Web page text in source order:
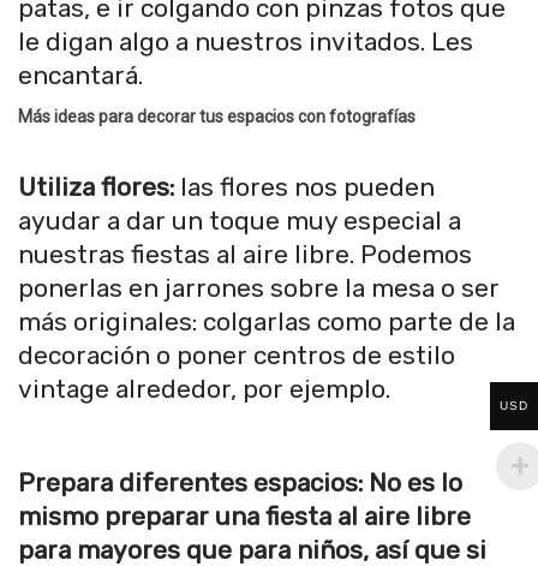
patas, e ir colgando con pinzas fotos que
le digan algo a nuestros invitados. Les
encantará.
Más ideas para decorar tus espacios con fotografías
Utiliza flores: las flores nos pueden
ayudar a dar un toque muy especial a
nuestras fiestas al aire libre. Podemos
ponerlas en jarrones sobre la mesa o ser
más originales: colgarlas como parte de la
decoración o poner centros de estilo
vintage alrededor, por ejemplo.
Prepara diferentes espacios: No es lo
mismo preparar una fiesta al aire libre
para mayores que para niños, así que si
USD